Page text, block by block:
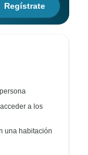
Regístrate
a los
una habitación